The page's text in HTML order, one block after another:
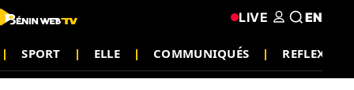
SPORT ELLE COMMUNIQUÉS REFLEXION
LIVE EN